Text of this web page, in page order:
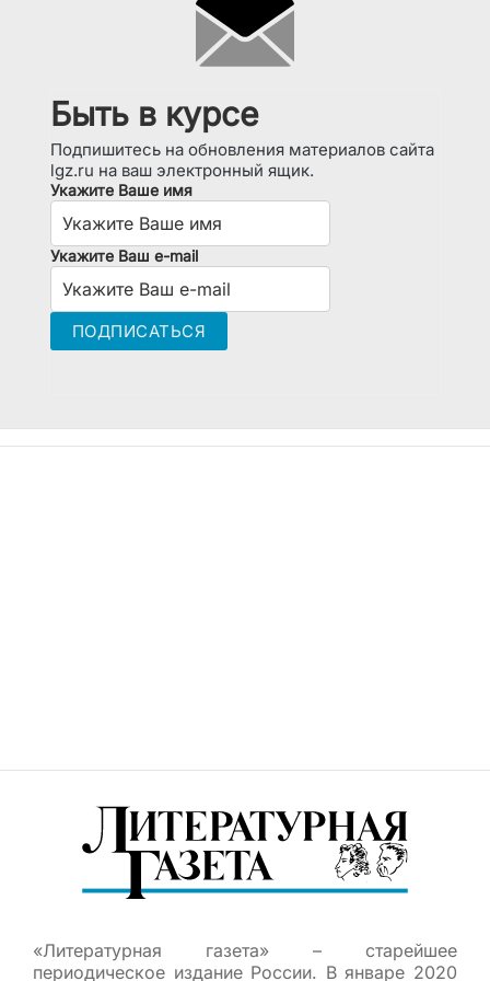
Быть в курсе
Подпишитесь на обновления материалов сайта
lgz.ru на ваш электронный ящик.
Укажите Ваше имя
Укажите Ваш e-mail
«Литературная газета» – старейшее
периодическое издание России. В январе 2020